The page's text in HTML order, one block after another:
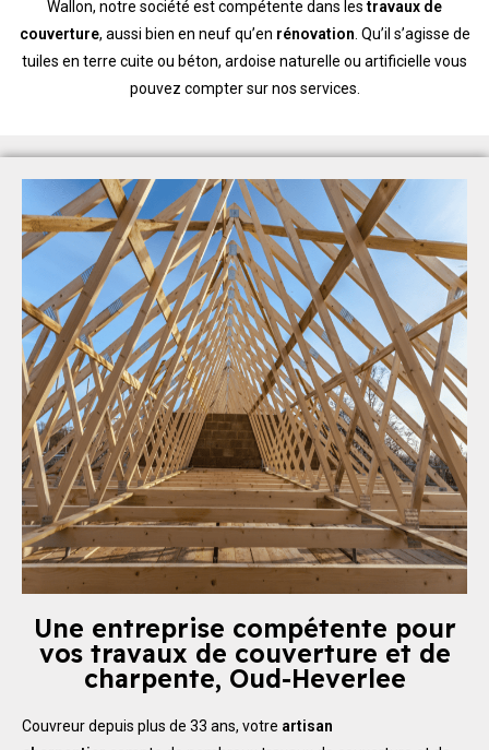
Wallon, notre société est compétente dans lestravaux de
couverture, aussi bien en neuf qu’en rénovation. Qu’il s’agisse de
tuiles en terre cuite ou béton, ardoise naturelle ou artificielle vous
pouvez compter sur nos services.
Une entreprise compétente pour
vos travaux de couverture et de
charpente, Oud-Heverlee
Couvreur depuis plus de 33 ans, votre artisan